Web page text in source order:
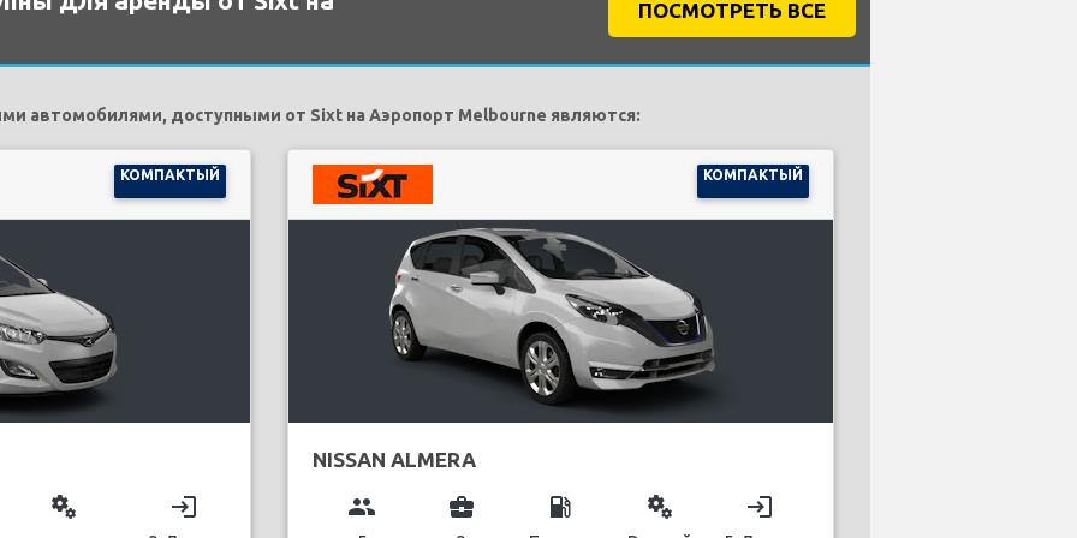
ПОСМОТРЕТЬ ВСЕ
автомобилями, доступными от Sixt на Аэропорт Melbourne являются:
КОМПАКТЫЙ
miscellaneous_services login
КОМПАКТЫЙ
NISSAN ALMERA
group business_center local_gas_station miscellaneous_services login